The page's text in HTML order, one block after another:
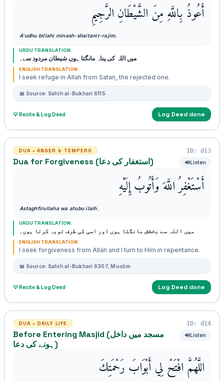
أَعُوذُ بِاللَّهِ مِنَ الشَّيْطَانِ الرَّجِيمِ
A'udhu billahi minash-shaitanir-rajim.
URDU TRANSLATION:
میں اللہ کی پناہ مانگتا ہوں شیطان مردود سے۔
ENGLISH TRANSLATION:
I seek refuge in Allah from Satan, the rejected one.
📖 Source: Sahih al-Bukhari 6115
💡 Recite & Log Deed Log Deed done
DUA • ANGER & TEMPERS ID: d13
Dua for Forgiveness (استغفار کی دعا) 🔊Listen
أَسْتَغْفِرُ اللَّهَ وَأَتُوبُ إِلَيْهِ
Astaghfirullaha wa atubu ilaih.
URDU TRANSLATION:
میں اللہ سے بخشش مانگتا ہوں اور اسی کی طرف توبہ کرتا ہوں۔
ENGLISH TRANSLATION:
I seek forgiveness from Allah and I turn to Him in repentance.
📖 Source: Sahih al-Bukhari 6307, Muslim
💡 Recite & Log Deed Log Deed done
DUA • DAILY LIFE ID: d14
Before Entering Masjid (مسجد میں داخل
ہونے کی دعا)
🔊Listen
اللَّهُمَّ افْتَحْ لِي أَبْوَابَ رَحْمَتِكَ